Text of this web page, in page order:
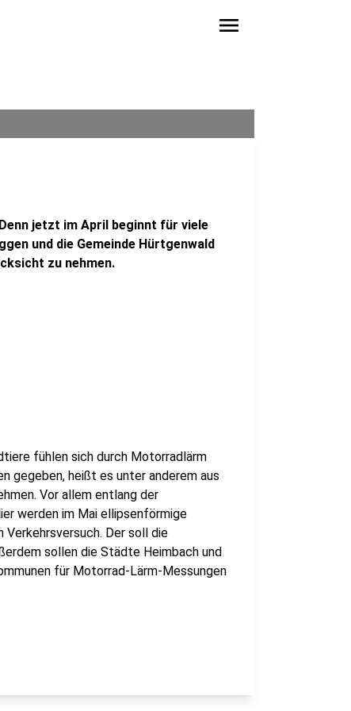
menu
jetzt im April beginnt für viele
und die Gemeinde Hürtgenwald
zu nehmen.
fühlen sich durch Motorradlärm
gegeben, heißt es unter anderem aus
Vor allem entlang der
werden im Mai ellipsenförmige
Der soll die
sollen die Städte Heimbach und
für Motorrad-Lärm-Messungen